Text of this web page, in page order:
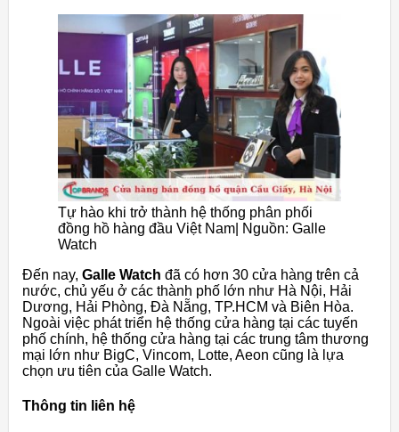
Tự hào khi trở thành hệ thống phân phối
đồng hồ hàng đầu Việt Nam| Nguồn: Galle
Watch
Đến nay, Galle Watch đã có hơn 30 cửa hàng trên cả
nước, chủ yếu ở các thành phố lớn như Hà Nội, Hải
Dương, Hải Phòng, Đà Nẵng, TP.HCM và Biên Hòa.
Ngoài việc phát triển hệ thống cửa hàng tại các tuyến
phố chính, hệ thống cửa hàng tại các trung tâm thương
mại lớn như BigC, Vincom, Lotte, Aeon cũng là lựa
chọn ưu tiên của Galle Watch.
Thông tin liên hệ